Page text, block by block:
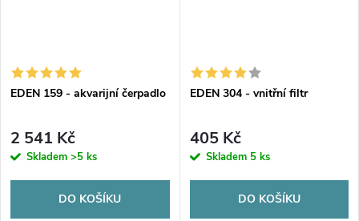
EDEN 159 - akvarijní čerpadlo
2 541 Kč
Skladem >5 ks
DO KOŠÍKU
EDEN 304 - vnitřní filtr
405 Kč
Skladem 5 ks
DO KOŠÍKU